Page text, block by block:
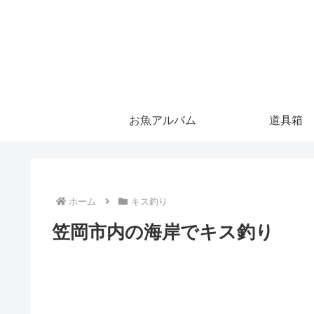
お魚アルバム 道具箱
ホーム キス釣り
笠岡市内の海岸でキス釣り